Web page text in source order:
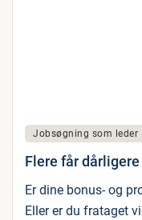
Jobsøgning som leder
Flere får
Er dine bonus- og
Eller er du frataget